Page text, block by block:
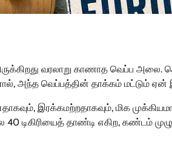
வரலாறு காணாத வெப்ப அலை.
அந்த வெப்பத்தின் தாக்கம் மட்டும் ஏன்
இரக்கமற்றதாகவும், மிக
40 டிகிரியைத் தாண்டி எகிற, கண்டம்